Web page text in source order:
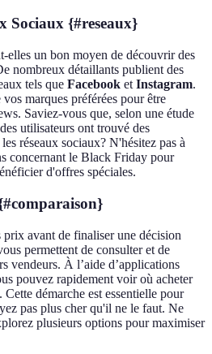
Sociaux {#reseaux}
elles un bon moyen de découvrir des
nombreux détaillants publient des
tels que Facebook et Instagram.
marques préférées pour être
Saviez-vous que, selon une étude
utilisateurs ont trouvé des
réseaux sociaux? N'hésitez pas à
concernant le Black Friday pour
d'offres spéciales.
avant de finaliser une décision
permettent de consulter et de
vendeurs. À l’aide d’applications
pouvez rapidement voir où acheter
démarche est essentielle pour
pas plus cher qu'il ne le faut. Ne
plusieurs options pour maximiser